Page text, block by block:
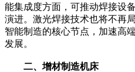
能集成度方面，可推动焊接设
演进。激光焊接技术也将不再
智能制造的核心节点，加速高
发展。
二、增材制造机床